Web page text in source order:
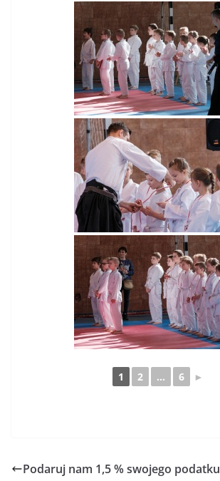
1 2 ... 6 ►
Podaruj nam 1,5 % swojego podatku